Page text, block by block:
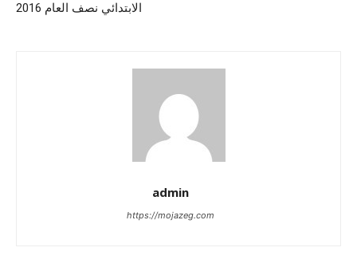
الابتدائي نصف العام 2016
admin
https://mojazeg.com